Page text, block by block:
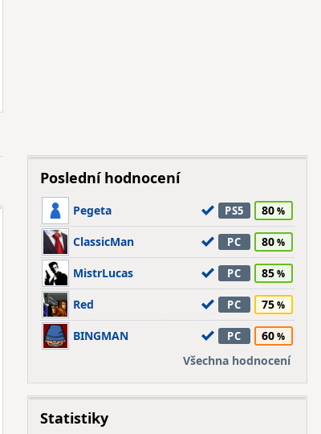
Poslední hodnocení
Pegeta PS5 80
ClassicMan PC 80
MistrLucas PC 85
Red PC 75
BINGMAN PC
60
Všechna hodnocení
Statistiky